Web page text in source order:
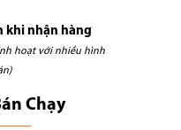
khi nhận hàng
hoạt với nhiều hình
Chạy